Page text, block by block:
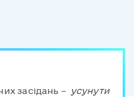
засідань – усунути